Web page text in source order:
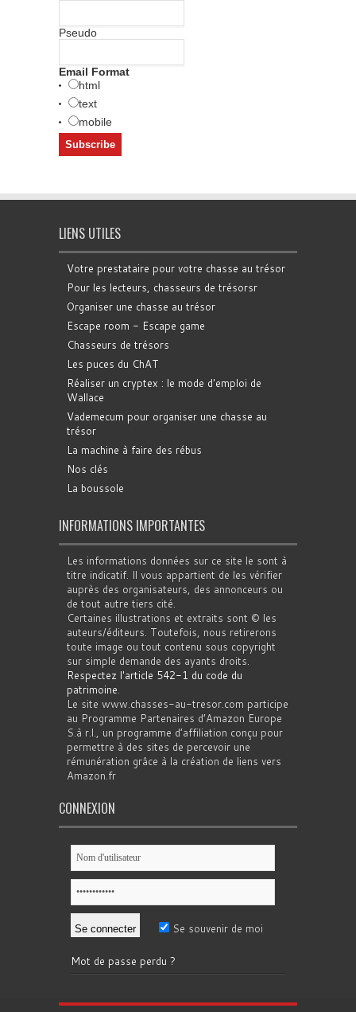
Pseudo
Email Format
html
text
mobile
LIENS UTILES
Votre prestataire pour votre chasse au trésor
Pour les lecteurs, chasseurs de trésorsr
Organiser une chasse au trésor
Escape room - Escape game
Chasseurs de trésors
Les puces du ChAT
Réaliser un cryptex : le mode d'emploi de
Wallace
Vademecum pour organiser une chasse au
trésor
La machine à faire des rébus
Nos clés
La boussole
INFORMATIONS IMPORTANTES
Les informations données sur ce site le sont à
titre indicatif. Il vous appartient de les vérifier
auprès des organisateurs, des annonceurs ou
de tout autre tiers cité.
Certaines illustrations et extraits sont © les
auteurs/éditeurs. Toutefois, nous retirerons
toute image ou tout contenu sous copyright
sur simple demande des ayants droits.
Respectez l'article 542-1 du code du
patrimoine.
Le site www.chasses-au-tresor.com participe
au Programme Partenaires d’Amazon Europe
S.à r.l., un programme d’affiliation conçu pour
permettre à des sites de percevoir une
rémunération grâce à la création de liens vers
Amazon.fr
CONNEXION
Se souvenir de moi
Mot de passe perdu ?